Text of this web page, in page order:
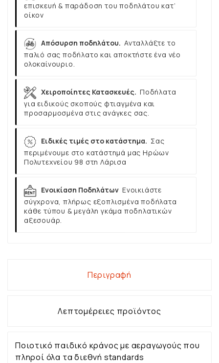
επισκευή & παράδοση του ποδηλάτου κατ’
οίκον
Απόσυρση ποδηλάτου. Ανταλλάξτε το
παλιό σας ποδήλατο και αποκτήστε ένα νέο
ολοκαίνουριο.
Χειροποίητες Κατασκευές. Ποδήλατα
για ειδικούς σκοπούς φτιαγμένα και
προσαρμοσμένα στις ανάγκες σας.
Ειδικές τιμές στο κατάστημα. Σας
περιμένουμε στο κατάστημά μας Ηρώων
Πολυτεχνείου 98 στη Λάρισα
Ενοικίαση Ποδηλάτων Ενοικιάστε
σύγχρονα, πλήρως εξοπλισμένα ποδήλατα
κάθε τύπου & μεγάλη γκάμα ποδηλατικών
αξεσουάρ.
Περιγραφή
Λεπτομέρειες προϊόντος
Ποιοτικό παιδικό κράνος με αεραγωγούς που
πληροί όλα τα διεθνή standards